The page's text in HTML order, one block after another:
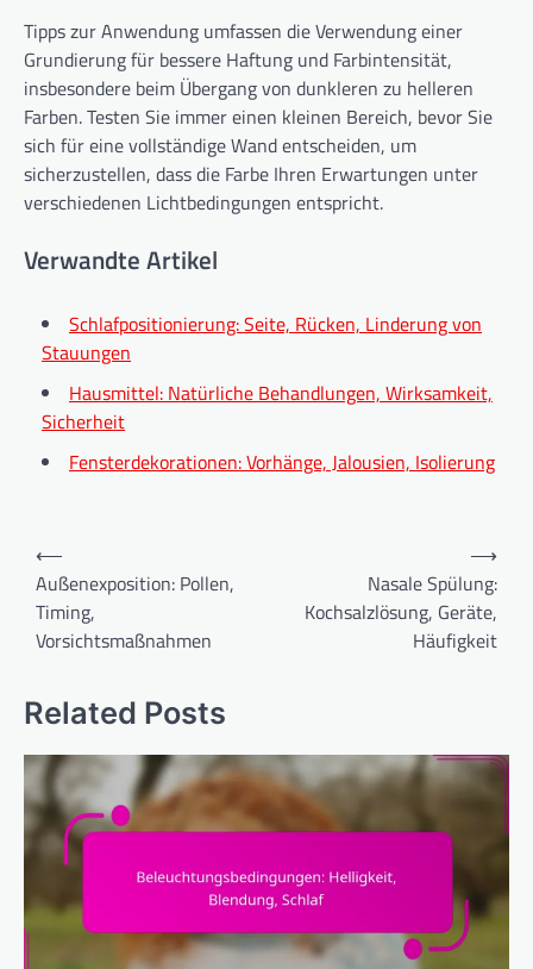
Tipps zur Anwendung umfassen die Verwendung einer
Grundierung für bessere Haftung und Farbintensität,
insbesondere beim Übergang von dunkleren zu helleren
Farben. Testen Sie immer einen kleinen Bereich, bevor Sie
sich für eine vollständige Wand entscheiden, um
sicherzustellen, dass die Farbe Ihren Erwartungen unter
verschiedenen Lichtbedingungen entspricht.
Verwandte Artikel
Schlafpositionierung: Seite, Rücken, Linderung von
Stauungen
Hausmittel: Natürliche Behandlungen, Wirksamkeit,
Sicherheit
Fensterdekorationen: Vorhänge, Jalousien, Isolierung
Post
navigation
⟵
Außenexposition: Pollen,
Timing,
Vorsichtsmaßnahmen
Nasale Spülung:
Kochsalzlösung, Geräte,
Häufigkeit
⟶
Related Posts